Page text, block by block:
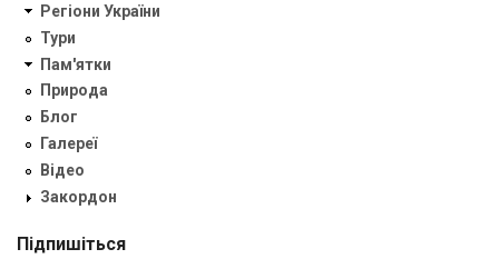
Регіони України
Тури
Пам'ятки
Природа
Блог
Галереї
Відео
Закордон
Підпишіться